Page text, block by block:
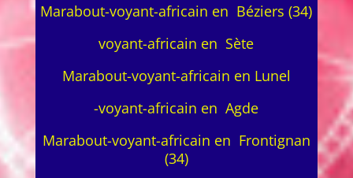
Marabout-voyant-africain en Béziers (34)
voyant-africain en Sète
Marabout-voyant-africain en Lunel
-voyant-africain en Agde
Marabout-voyant-africain en Frontignan
(34)